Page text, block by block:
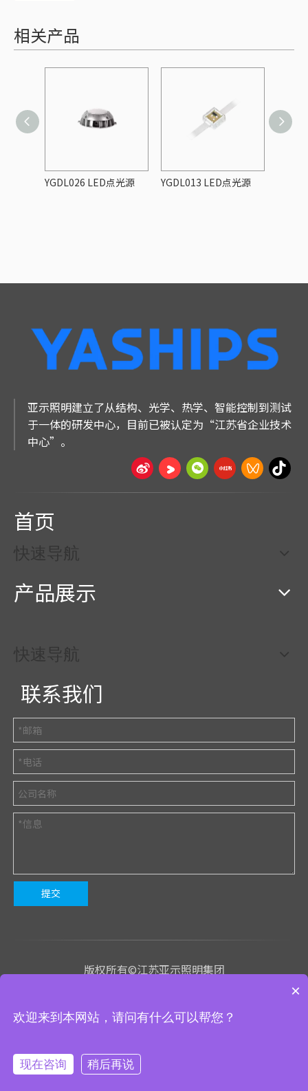
相关产品
YGDL026 LED点光源 YGDL013 LED点光源
ysnx@yaships.com
+86-519-88609911
亚示照明建立了从结构、光学、热学、智能控制到测试
于一体的研发中心，目前已被认定为“江苏省企业技术
中心”。
首页
快速导航
产品展示
快速导航
联系我们
提交
版权所有©江苏亚示照明集团
We use cookies to enable all functionalities for best
Continued use of our website without having changed your
browser settings confirms your acceptance of these cookies.
×
欢迎来到本网站，请问有什么可以帮您？
现在咨询 稍后再说